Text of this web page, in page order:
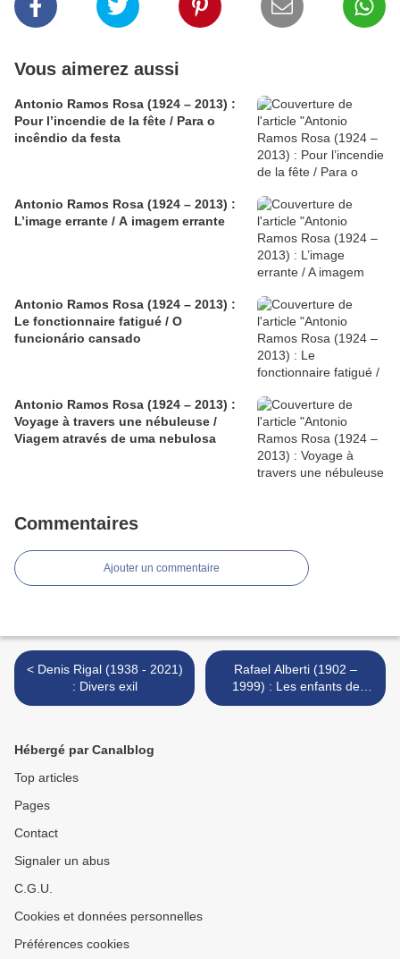
Vous aimerez aussi
Antonio Ramos Rosa (1924 – 2013) :
Pour l’incendie de la fête / Para o
incêndio da festa
Antonio Ramos Rosa (1924 – 2013) :
L’image errante / A imagem errante
Antonio Ramos Rosa (1924 – 2013) :
Le fonctionnaire fatigué / O
funcionário cansado
Antonio Ramos Rosa (1924 – 2013) :
Voyage à travers une nébuleuse /
Viagem através de uma nebulosa
Commentaires
Ajouter un commentaire
< Denis Rigal (1938 - 2021)
: Divers exil
Rafael Alberti (1902 –
1999) : Les enfants de
l’Estrémadure / Los niños
Hébergé par Canalblog
Top articles
Pages
Contact
Signaler un abus
C.G.U.
Cookies et données personnelles
Préférences cookies